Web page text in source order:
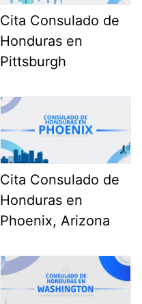
Cita Consulado de
Honduras en
Pittsburgh
Cita Consulado de
Honduras en
Phoenix, Arizona